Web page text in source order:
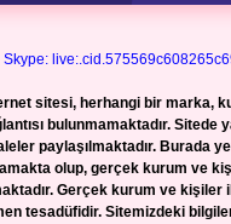
Skype:
sitesi, herhangi bir marka,
bulunmamaktadır. Sitede
paylaşılmaktadır. Burada
olup, gerçek kurum ve
Gerçek kurum ve kişiler
tesadüfidir. Sitemizdeki